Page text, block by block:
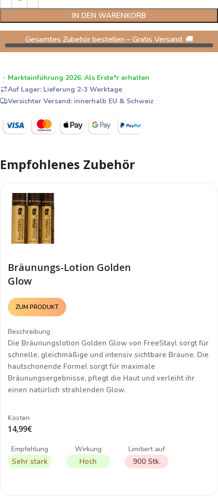
IN DEN WARENKORB
Gesamtes Zubehör bestellen – Gratis Versand. 🚚
Markteinführung 2026: Als Erste*r erhalten
Auf Lager: Lieferung 2-3 Werktage
Versichter Versand: innerhalb EU & Schweiz
Empfohlenes Zubehör
Bräunungs-Lotion Golden
Glow
ZUM PRODUKT
Beschreibung
Die Bräunungslotion Golden Glow von FreeStayl sorgt für
schnelle, gleichmäßige und intensiv sichtbare Bräune. Die
hautschonende Formel sorgt für maximale
Bräunungsergebnisse, pflegt die Haut und verleiht ihr
einen natürlich strahlenden Glow.
Kosten
14,99€
Empfehlung
Sehr stark
Wirkung
Hoch
Limitiert auf
900 Stk.